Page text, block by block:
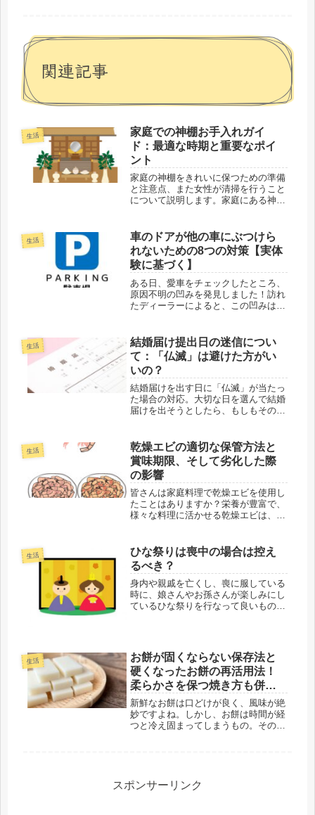
関連記事
生活
家庭での神棚お手入れガイ
ド：最適な時期と重要なポイ
ント
家庭の神棚をきれいに保つための準備
と注意点、また女性が清掃を行うこと
について説明します。家庭にある神棚
している人は多くありません。ここで
は、神棚を清掃する適切な時期、その
目...
生活
車のドアが他の車にぶつけら
れないための8つの対策【実体
験に基づく】
ある日、愛車をチェックしたところ、
原因不明の凹みを発見しました！訪れ
たディーラーによると、この凹みは大
われます。通常運転中なら気が付いた
でしょうが、不在の間に起こったよう
で...
生活
結婚届け提出日の迷信につい
て：「仏滅」は避けた方がい
いの？
結婚届けを出す日に「仏滅」が当たっ
た場合の対応。大切な日を選んで結婚
届けを出そうとしたら、もしもその日
すのは避けるべきなのでしょうか、そ
れとも気にしなくても大丈夫なのでし
ょ...
生活
乾燥エビの適切な保管方法と
賞味期限、そして劣化した際
の影響
皆さんは家庭料理で乾燥エビを使用し
たことはありますか？栄養が豊富で、
様々な料理に活かせる乾燥エビは、ぜ
せるかについて疑問を持っている人も
いるでしょう。乾燥エビはどのくらい
の...
生活
ひな祭りは喪中の場合は控え
るべき？
身内や親戚を亡くし、喪に服している
時に、娘さんやお孫さんが楽しみにし
ているひな祭りを行なって良いものか
ご紹介します。◇ひな祭りの起源や由
来と...
生活
お餅が固くならない保存法と
硬くなったお餅の再活用法！
柔らかさを保つ焼き方も併せ
てご紹介！
新鮮なお餅は口どけが良く、風味が絶
妙ですよね。しかし、お餅は時間が経
つと冷え固まってしまうもの。そのた
で...
スポンサーリンク